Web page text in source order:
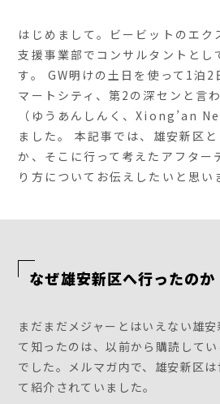
はじめまして。ビービットのエク
支援事業部でコンサルタントとし
す。 GW明けの土日を使って1泊2
マートシティ、第2の深センと言
（ゆうあんしんく、Xiong’an
ました。 本記事では、雄安新区
か、そこに行って考えたアフター
り方についてお伝えしたいと思い
なぜ雄安新区へ行ったのか
まだまだメジャーとはいえない雄
て知ったのは、以前から購読して
でした。メルマガ内で、雄安新区
て紹介されていました。